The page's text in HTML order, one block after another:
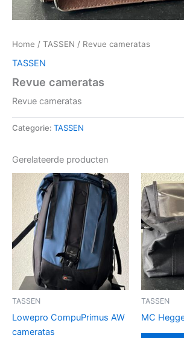
Home / TASSEN / Revue cameratas
TASSEN
Revue cameratas
Revue cameratas
Categorie: TASSEN
Gerelateerde producten
TASSEN
Lowepro CompuPrimus AW
cameratas
TASSEN
MC